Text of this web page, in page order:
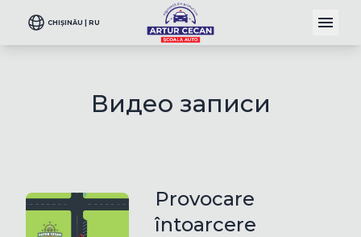
CHIȘINĂU | RU
Видео записи
Provocare
întoarcere